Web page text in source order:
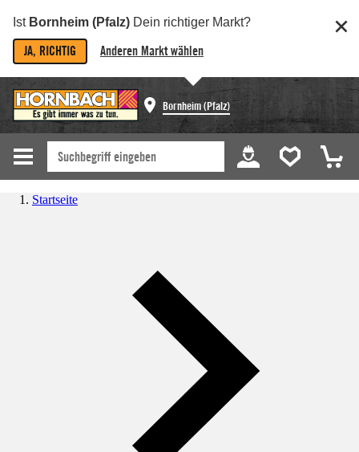
Ist Bornheim (Pfalz) Dein richtiger Markt?
JA, RICHTIG Anderen Markt wählen
Bornheim (Pfalz)
Startseite